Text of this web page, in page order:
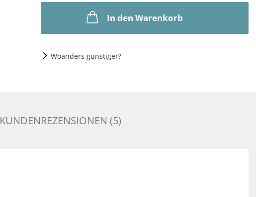
In den Warenkorb
Woanders günstiger?
KUNDENREZENSIONEN (5)